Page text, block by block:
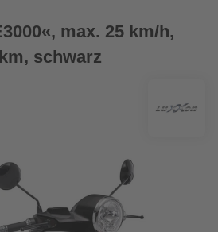
max. 25 km/h,
schwarz